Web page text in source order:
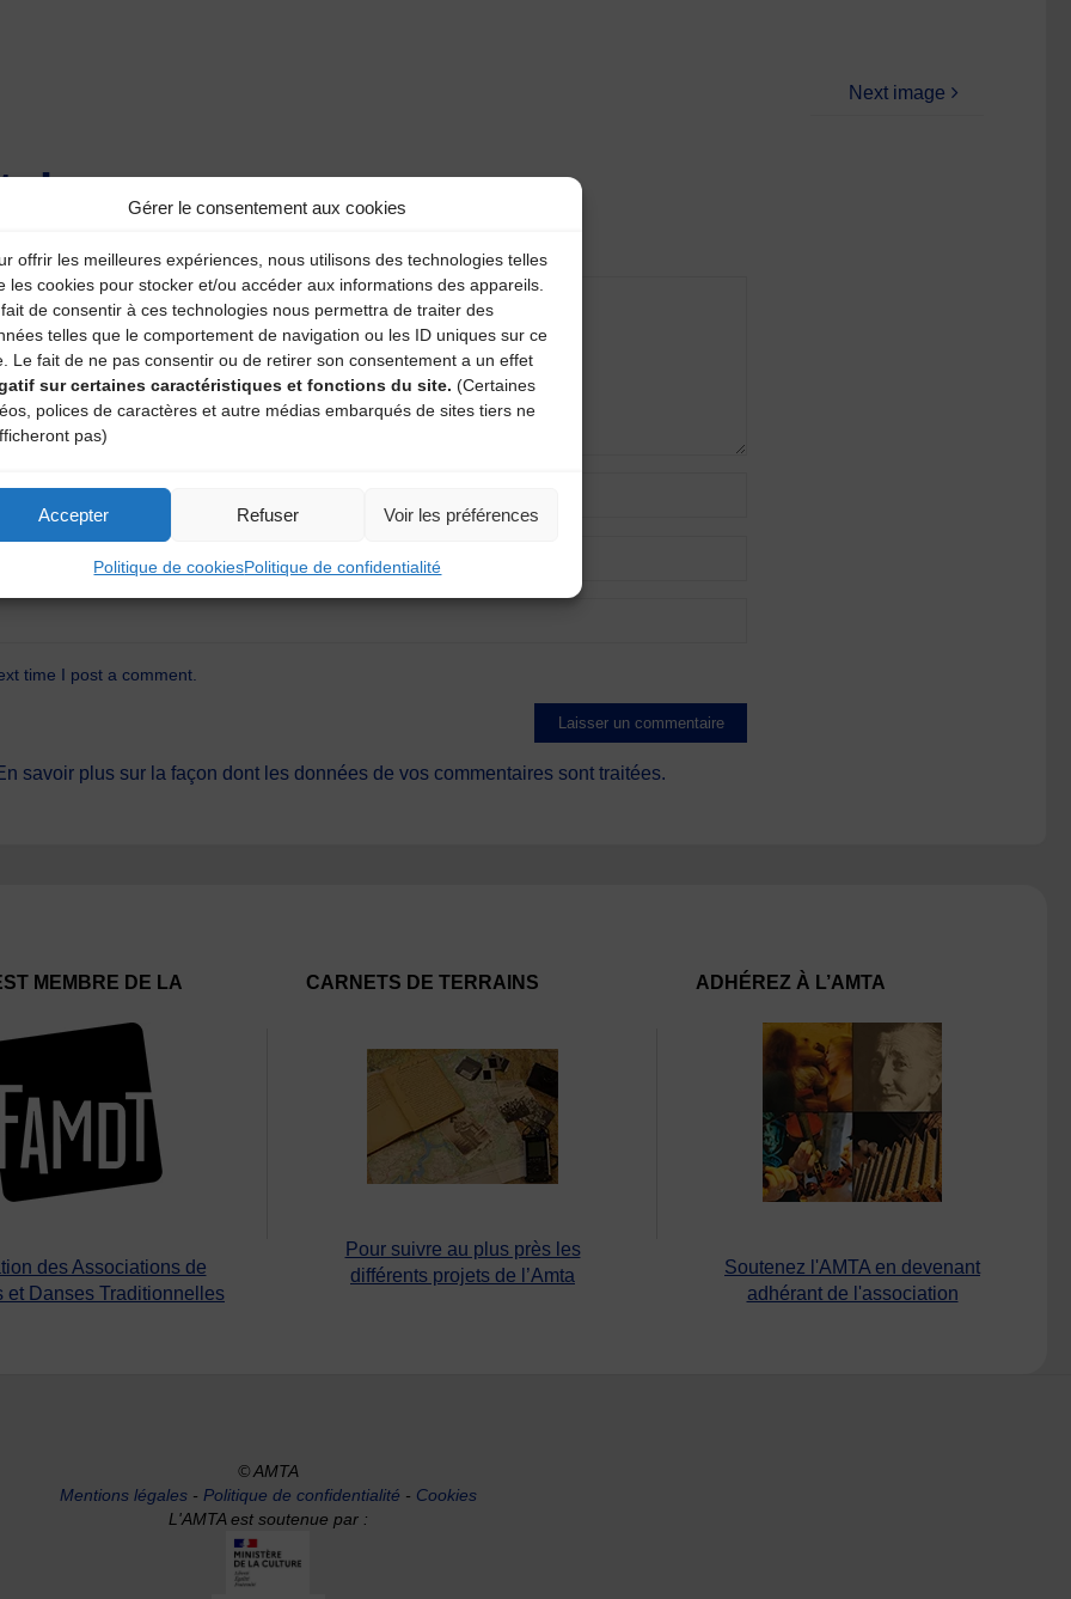
Gérer le consentement aux cookies
offrir les meilleures expériences, nous utilisons des technologies telles
les cookies pour stocker et/ou accéder aux informations des appareils.
de consentir à ces technologies nous permettra de traiter des
telles que le comportement de navigation ou les ID uniques sur ce
Le fait de ne pas consentir ou de retirer son consentement a un effet
sur certaines caractéristiques et fonctions du site. (Certaines
polices de caractères et autre médias embarqués de sites tiers ne
pas)
Accepter Refuser Voir les préférences
Politique de cookiesPolitique de confidentialité
Next image
time I post a comment.
savoir plus sur la façon dont les données de vos commentaires sont traitées.
MEMBRE DE LA
des Associations de
et Danses Traditionnelles
CARNETS DE TERRAINS
Pour suivre au plus près les
différents projets de l’Amta
ADHÉREZ À L’AMTA
Soutenez l'AMTA en devenant
adhérant de l'association
© AMTA
Mentions légales- Politique de confidentialité - Cookies
L'AMTA est soutenue par :